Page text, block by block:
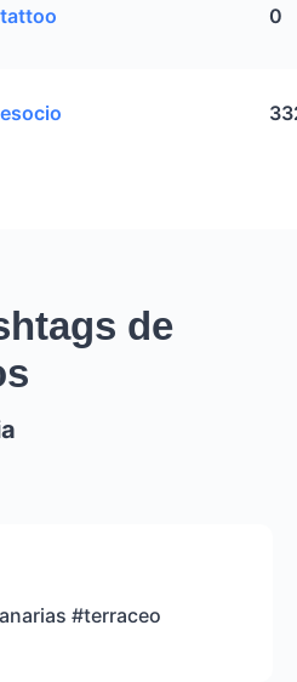
0
de
#terraceo